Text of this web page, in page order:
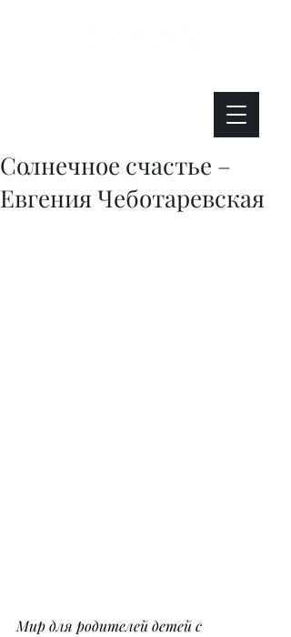
Солнечное счастье –
Евгения Чеботаревская
Мир для родителей детей с